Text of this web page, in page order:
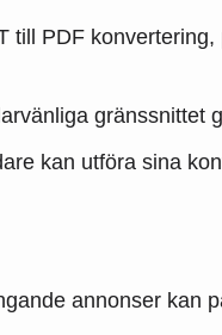
till PDF
gränssnittet
kan utföra sina
annonser kan